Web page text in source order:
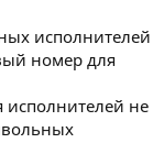
исполнителей
номер для
исполнителей не